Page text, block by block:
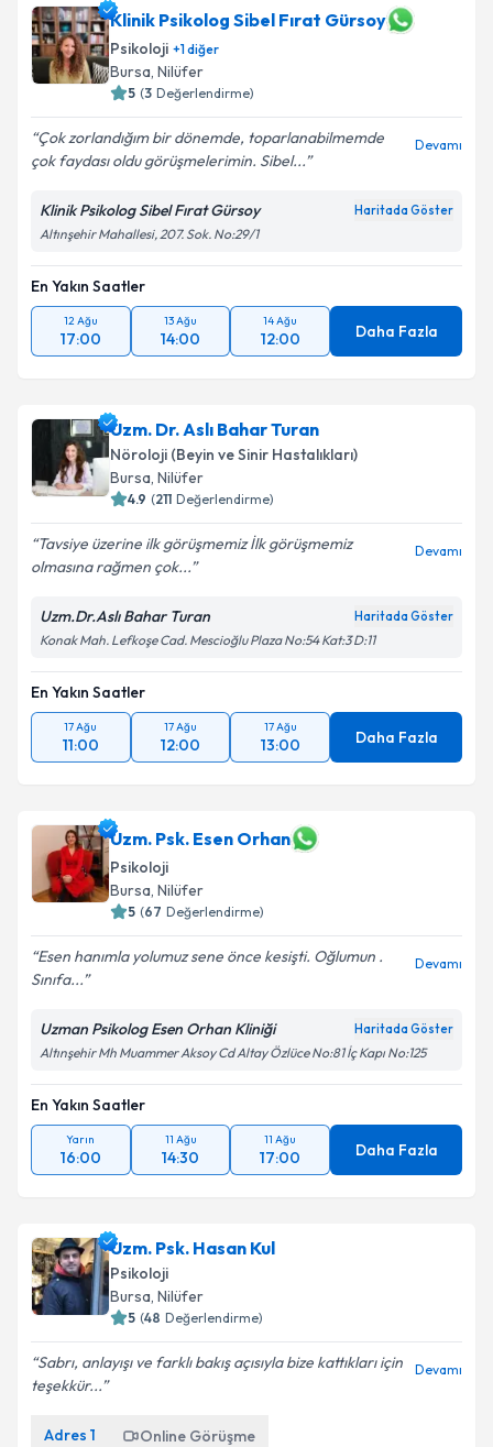
Klinik Psikolog Sibel Fırat Gürsoy
Psikoloji +1diğer
Bursa, Nilüfer
5 (3 Değerlendirme)
Çok zorlandığım bir dönemde, toparlanabilmemde
çok faydası oldu görüşmelerimin. Sibel...
Devamı
Klinik Psikolog Sibel Fırat Gürsoy Haritada Göster
Altınşehir Mahallesi, 207. Sok. No:29/1
En Yakın Saatler
12 Ağu
17:00
13 Ağu
14:00
14 Ağu
12:00 Daha Fazla
Uzm. Dr. Aslı Bahar Turan
Nöroloji (Beyin ve Sinir Hastalıkları)
Bursa, Nilüfer
4.9 (211 Değerlendirme)
Tavsiye üzerine ilk görüşmemiz İlk görüşmemiz
olmasına rağmen çok...
Devamı
Uzm.Dr.Aslı Bahar Turan Haritada Göster
Konak Mah. Lefkoşe Cad. Mescioğlu Plaza No:54 Kat:3 D:11
En Yakın Saatler
17 Ağu
11:00
17 Ağu
12:00
17 Ağu
13:00 Daha Fazla
Uzm. Psk. Esen Orhan
Psikoloji
Bursa, Nilüfer
5 (67 Değerlendirme)
Esen hanımla yolumuz sene önce kesişti. Oğlumun .
Sınıfa...
Devamı
Uzman Psikolog Esen Orhan Kliniği Haritada Göster
Altınşehir Mh Muammer Aksoy Cd Altay Özlüce No:81 İç Kapı No:125
En Yakın Saatler
Yarın
16:00
11 Ağu
14:30
11 Ağu
17:00 Daha Fazla
Uzm. Psk. Hasan Kul
Psikoloji
Bursa, Nilüfer
5 (48 Değerlendirme)
Sabrı, anlayışı ve farklı bakış açısıyla bize kattıkları için
teşekkür...
Devamı
Adres 1 Online Görüşme